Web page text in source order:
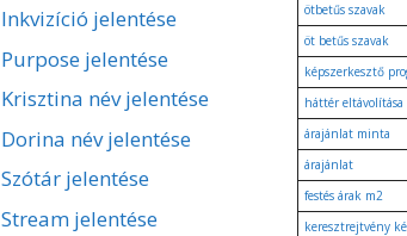
Inkvizíció jelentése
Purpose jelentése
Krisztina név jelentése
Dorina név jelentése
Szótár jelentése
Stream jelentése
ötbetűs szavak
öt betűs szavak
képszerkesztő
háttér eltávolítása
árajánlat minta
árajánlat
festés árak m2
keresztrejtvény